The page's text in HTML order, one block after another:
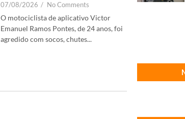
07/08/2026 / No Comments
O motociclista de aplicativo Victor
Emanuel Ramos Pontes, de 24 anos, foi
agredido com socos, chutes...